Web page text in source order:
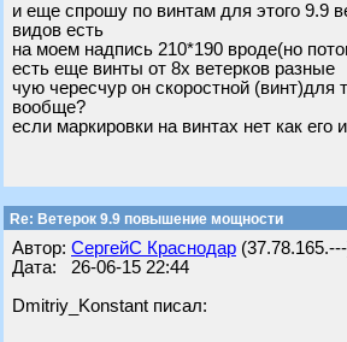
и еще спрошу по винтам для этого 9.9
видов есть
на моем надпись 210*190 вроде(но
есть еще винты от 8х ветерков разные
чую чересчур он скоростной (винт)для
вообще?
если маркировки на винтах нет как его
Re: Ветерок 9.9 повышение мощности
Автор: СергейС Краснодар
Дата: 26-06-15 22:44
Dmitriy_Konstant писал: